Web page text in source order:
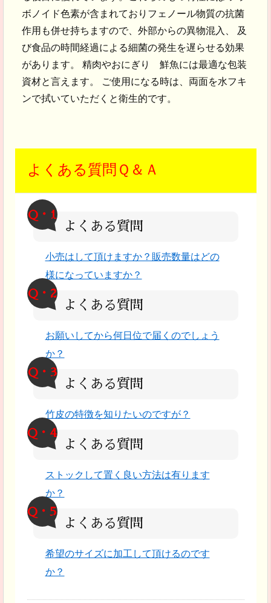
ボノイド色素が含まれておりフェノール物質の抗菌
作用も併せ持ちますので、外部からの異物混入、 及
び食品の時間経過による細菌の発生を遅らせる効果
があります。 精肉やおにぎり 鮮魚には最適な包装
資材と言えます。 ご使用になる時は、両面を水フキ
ンで拭いていただくと衛生的です。
よくある質問Ｑ＆Ａ
Q・1
よくある質問
小売はして頂けますか？販売数量はどの
様になっていますか？
Q・2
よくある質問
お願いしてから何日位で届くのでしょう
か？
Q・3
よくある質問
竹皮の特徴を知りたいのですが？
Q・4
よくある質問
ストックして置く良い方法は有ります
か？
Q・5
よくある質問
希望のサイズに加工して頂けるのです
か？